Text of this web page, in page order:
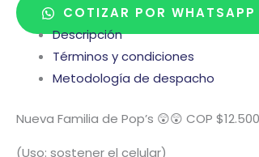
COTIZAR POR WHATSAPP
Descripción
Términos y condiciones
Metodología de despacho
Nueva Familia de Pop’s 😲😲 COP $12.500
(Uso: sostener el celular)